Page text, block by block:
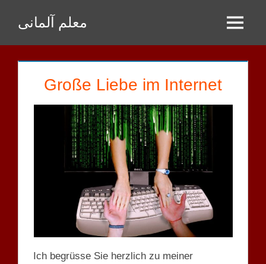
Inhalt
springen
معلم آلمانی Menu
Große Liebe im Internet
Ich begrüsse Sie herzlich zu meiner